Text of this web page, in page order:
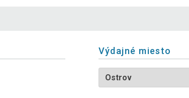
Výdajné miesto